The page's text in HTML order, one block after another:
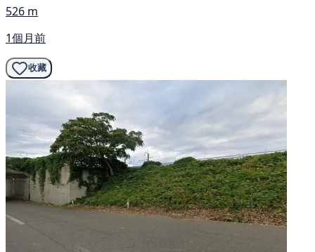
526 m
1個月前
收藏